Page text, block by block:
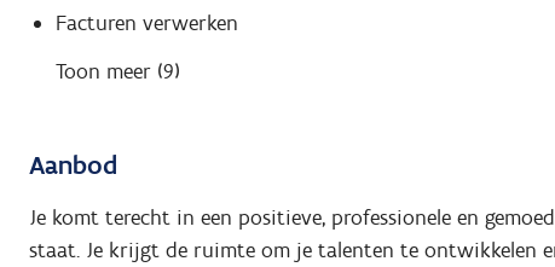
Facturen verwerken
Toon meer (9)
Aanbod
Je komt terecht in een positieve, professionele en
staat. Je krijgt de ruimte om je talenten te ontwikkelen